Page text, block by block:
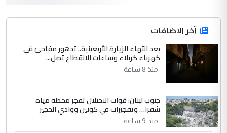
التعليق : قرار مستعجل جدا ولامصلحة فيه
للوزاره ولا للمواطن القرار الصائب يكون بعد
الاستماع للمدير ومغرفة ...
الموضوع :
وزير الصحة يعفي مدير مستشفى الكرخ
العام في بغداد
4 سردار
التعليق : واحد من عصابة علي ماما يسقط
جنسية الرافد الثالث للعراق ومن اصول عريقة
آخر الاضافات
بعد انتهاء الزيارة الأربعينية.. تدهور مفاجئ في
كهرباء كربلاء وساعات الانقطاع تصل...
منذ 8 ساعة
جنوب لبنان: قوات الاحتلال تفجر محطة مياه
شقرا… وتفجيرات في كونين ووادي الحجير
منذ 9 ساعة